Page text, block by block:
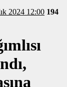
Aralık 2024 12:00 194